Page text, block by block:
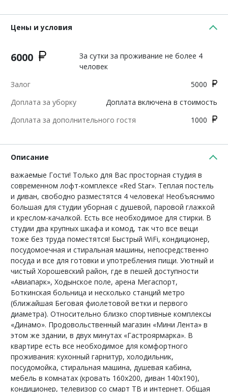
Цены и условия
6000
За сутки за проживание не более 4
человек
Залог
5000
Доплата за уборку
Доплата включена в стоимость
Доплата за дополнительного гостя
1000
Описание
важаемые Гости! Только для Вас просторная студия в
современном лофт-комплексе «Red Star». Теплая постель
и диван, свободно разместятся 4 человека! Необъяснимо
большая для студии уборная с душевой, паровой глажкой
и креслом-качалкой. Есть все необходимое для стирки. В
студии два крупных шкафа и комод, так что все вещи
тоже без труда поместятся! Быстрый WiFi, кондиционер,
посудомоечная и стиральная машины, непосредственно
посуда и все для готовки и употребления пищи. Уютный и
чистый Хорошевский район, где в пешей доступности
«Авиапарк», Ходынское поле, арена Мегаспорт,
Боткинская больница и несколько станций метро
(ближайшая Беговая фиолетовой ветки и первого
диаметра). Относительно близко спортивные комплексы
«Динамо». Продовольственный магазин «Мини Лента» в
этом же здании, в двух минутах «Гастроярмарка». В
квартире есть все необходимое для комфортного
проживания: кухонный гарнитур, холодильник,
посудомойка, стиральная машина, душевая кабина,
мебель в комнатах (кровать 160х200, диван 140х190),
кондиционер, телевизор со смарт ТВ и интернет. Общая